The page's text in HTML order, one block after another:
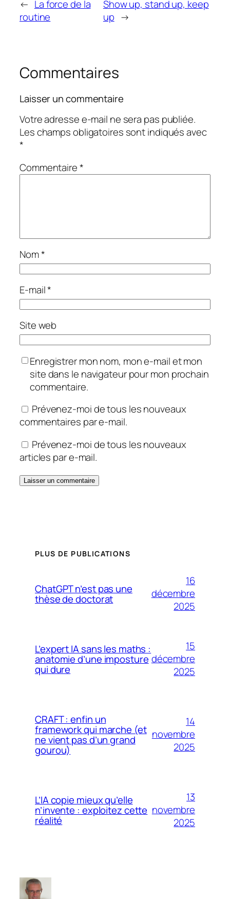
← La force de la
routine
Show up, stand up, keep
up →
Commentaires
Laisser un commentaire
Votre adresse e-mail ne sera pas publiée.
Les champs obligatoires sont indiqués avec
*
Commentaire*
Nom*
E-mail*
Site web
Enregistrer mon nom, mon e-mail et mon
site dans le navigateur pour mon prochain
commentaire.
Prévenez-moi de tous les nouveaux
commentaires par e-mail.
Prévenez-moi de tous les nouveaux
articles par e-mail.
PLUS DE PUBLICATIONS
ChatGPT n’est pas une
thèse de doctorat
16
décembre
2025
L’expert IA sans les maths :
anatomie d’une imposture
qui dure
15
décembre
2025
CRAFT : enfin un
framework qui marche (et
ne vient pas d’un grand
gourou)
14
novembre
2025
L’IA copie mieux qu’elle
n’invente : exploitez cette
réalité
13
novembre
2025